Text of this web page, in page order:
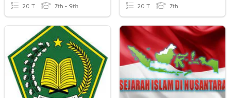
20 T 7th - 9th 20 T 7th